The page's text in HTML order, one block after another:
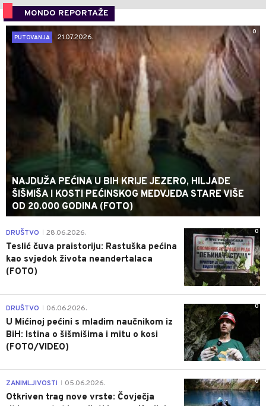
MONDO REPORTAŽE
0
PUTOVANJA
21.07.2026.
NAJDUŽA PEĆINA U BIH KRIJE JEZERO, HILJADE
ŠIŠMIŠA I KOSTI PEĆINSKOG MEDVJEDA STARE VIŠE
OD 20.000 GODINA (FOTO)
0
DRUŠTVO 28.06.2026.
Teslić čuva praistoriju: Rastuška pećina
kao svjedok života neandertalaca
(FOTO)
0
DRUŠTVO 06.06.2026.
U Mićinoj pećini s mladim naučnikom iz
BiH: Istina o šišmišima i mitu o kosi
(FOTO/VIDEO)
0
ZANIMLJIVOSTI 05.06.2026.
Otkriven trag nove vrste: Čovječja